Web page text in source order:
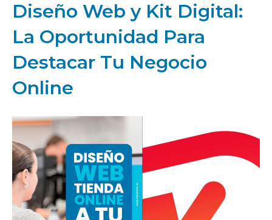
Diseño Web y Kit Digital:
La Oportunidad Para
Destacar Tu Negocio
Online